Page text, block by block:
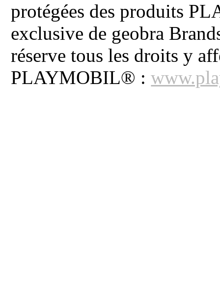
protégées des produits
exclusive de geobra
réserve tous les droits y
PLAYMOBIL® :